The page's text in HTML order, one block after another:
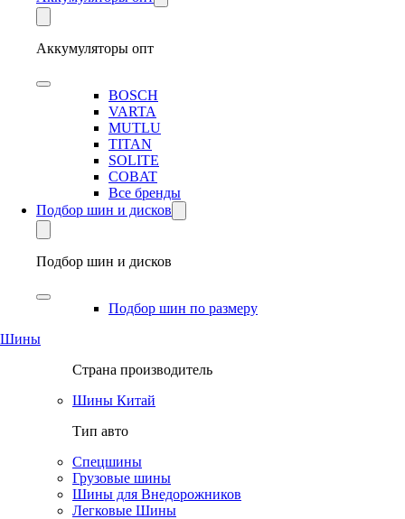
Аккумуляторы опт
BOSCH
VARTA
MUTLU
TITAN
SOLITE
COBAT
Все бренды
Подбор шин и дисков
Подбор шин и дисков
Подбор шин по размеру
Шины
Страна производитель
Шины Китай
Тип авто
Спецшины
Грузовые шины
Шины для Внедорожников
Легковые Шины